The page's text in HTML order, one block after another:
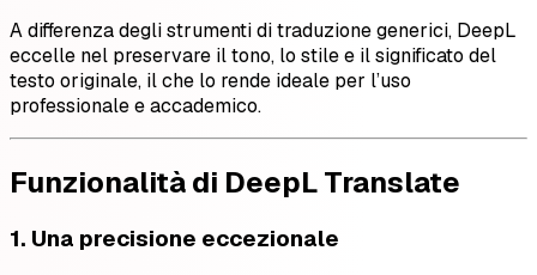
A differenza degli strumenti di traduzione generici, DeepL
eccelle nel preservare il tono, lo stile e il significato del
testo originale, il che lo rende ideale per l’uso
professionale e accademico.
Funzionalità di DeepL Translate
1. Una precisione eccezionale